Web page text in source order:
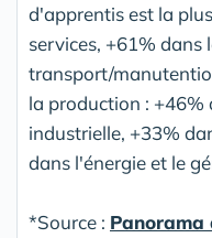
d'apprentis est la
services, +61% dans
transport/
la production :
industrielle, +33%
dans l'énergie et le
*Source : Panorama